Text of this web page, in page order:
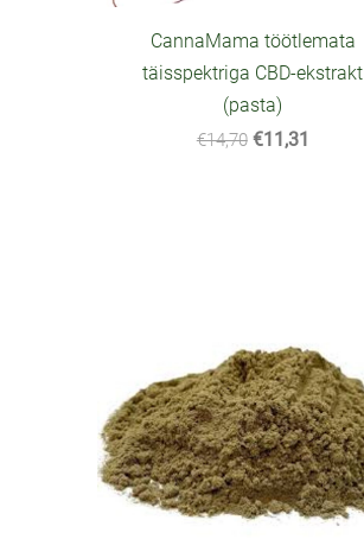
CannaMama töötlemata
täisspektriga CBD-ekstrakt
(pasta)
€14,70 €11,31